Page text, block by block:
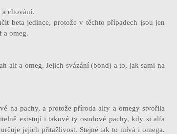
a chování.
beta jedince, protože v těchto případech jsou jen
a omeg.
alf a omeg. Jejich svázání (bond) a to, jak sami na
na pachy, a protože příroda alfy a omegy stvořila
existují i takové ty osudové pachy, kdy si alfa
jejich přitažlivost. Stejně tak to mívá i omega.